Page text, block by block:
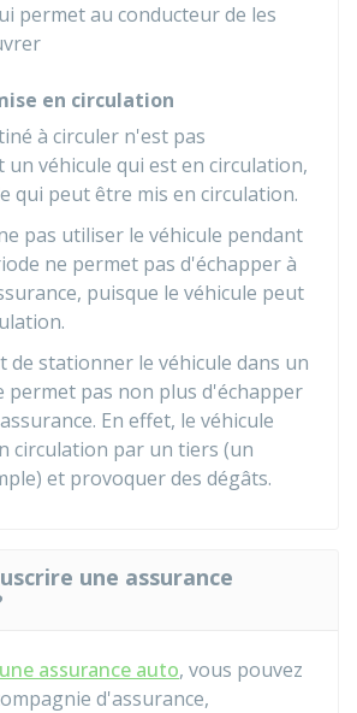
permet au conducteur de les
en circulation
à circuler n'est pas
un véhicule qui est en circulation,
qui peut être mis en circulation.
pas utiliser le véhicule pendant
ne permet pas d'échapper à
puisque le véhicule peut
de stationner le véhicule dans un
permet pas non plus d'échapper
En effet, le véhicule
circulation par un tiers (un
et provoquer des dégâts.
une assurance
assurance auto, vous pouvez
d'assurance,